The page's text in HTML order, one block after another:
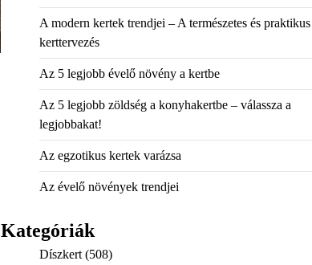
A modern kertek trendjei – A természetes és praktikus
kerttervezés
Az 5 legjobb évelő növény a kertbe
Az 5 legjobb zöldség a konyhakertbe – válassza a
legjobbakat!
Az egzotikus kertek varázsa
Az évelő növények trendjei
Kategóriák
Díszkert(508)